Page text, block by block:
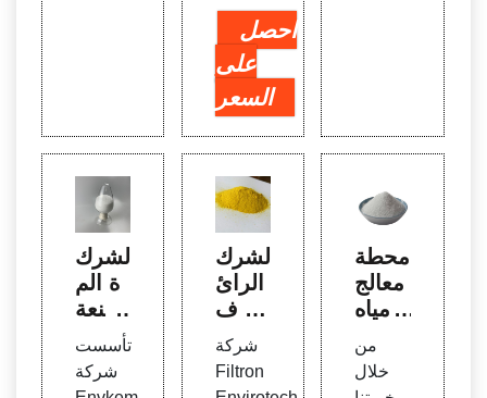
احصل
على
السعر
الشرك
ة الم
صنعة
للمواد
الكيمي
ائية و
تأسست
شركة
الشرك
ة الرائ
دة ف
ي مج
ال تص
نيع ال
شركة
Filtron
محطة
معالج
ة مياه
ف ال
صحي
من
خلال